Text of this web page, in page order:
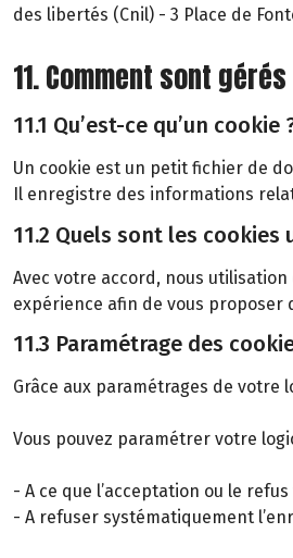
des libertés (Cnil) - 3 Place de
11. Comment sont
11.1 Qu’est-ce qu’un cookie
Un cookie est un petit fichier de
Il enregistre des informations
11.2 Quels sont les cookies
Avec votre accord, nous
expérience afin de vous proposer
11.3 Paramétrage des
Grâce aux paramétrages de votre
Vous pouvez paramétrer votre
- A ce que l’acceptation ou le
- A refuser systématiquement